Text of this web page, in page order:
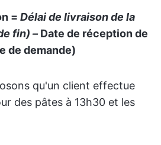
= Délai de livraison de la
fin) – Date de réception de
de demande)
qu'un client effectue
des pâtes à 13h30 et les